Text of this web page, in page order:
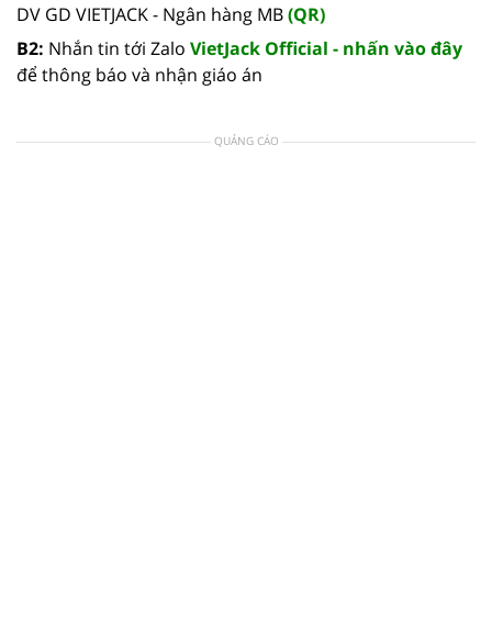
DV GD VIETJACK - Ngân hàng MB(QR)
B2: Nhắn tin tới Zalo VietJack Official - nhấn vào đây
để thông báo và nhận giáo án
QUẢNG CÁO